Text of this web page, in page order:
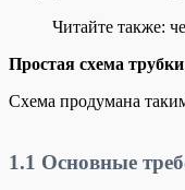
Читайте также:
Простая схема трубки
Схема продумана
1.1 Основные